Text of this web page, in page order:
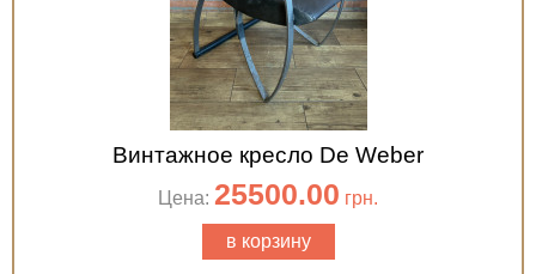
Винтажное кресло De Weber
Цена: 25500.00 грн.
в корзину